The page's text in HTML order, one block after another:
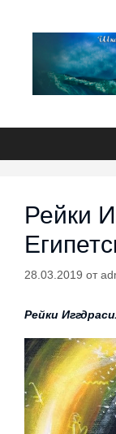
Рейки
28.03.2019 от
Рейки